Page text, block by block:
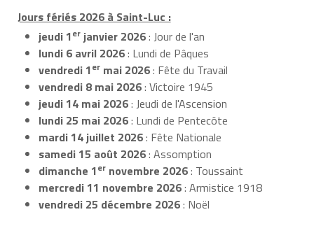
Jours fériés 2026 à Saint-Luc :
jeudi 1er janvier 2026: Jour de l'an
lundi 6 avril 2026: Lundi de Pâques
vendredi 1er mai 2026: Fête du Travail
vendredi 8 mai 2026: Victoire 1945
jeudi 14 mai 2026: Jeudi de l'Ascension
lundi 25 mai 2026: Lundi de Pentecôte
mardi 14 juillet 2026: Fête Nationale
samedi 15 août 2026: Assomption
dimanche 1er novembre 2026: Toussaint
mercredi 11 novembre 2026: Armistice 1918
vendredi 25 décembre 2026: Noël